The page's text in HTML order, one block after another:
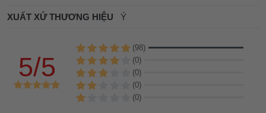
XUẤT XỨ THƯƠNG HIỆU Ý
5/5
(98)
(0)
(0)
(0)
(0)